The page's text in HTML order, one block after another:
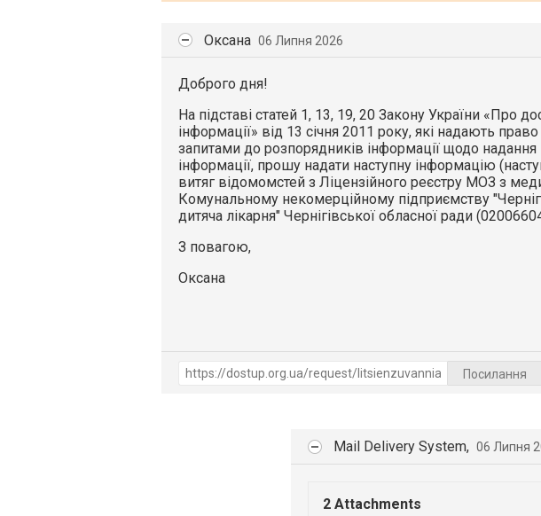
Оксана 06 Липня 2026
Доброго дня!
На підставі статей 1, 13, 19, 20 Закону України «Про
інформації» від 13 січня 2011 року, які надають право
запитами до розпорядників інформації щодо надання
інформації, прошу надати наступну інформацію
витяг відомомстей з Ліцензійного реєстру МОЗ з
Комунальному некомерційному підприємству
дитяча лікарня" Чернігівської обласної ради
З повагою,
Оксана
Посилання
Mail Delivery System, 06 Липня
2 Attachments